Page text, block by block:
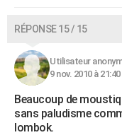
RÉPONSE 15 / 15
Utilisateur
9 nov. 2010 à 21:40
Beaucoup de
sans paludisme
lombok.